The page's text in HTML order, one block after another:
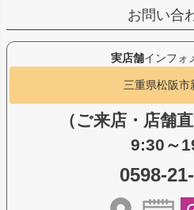
お問い合
実店舗インフォ
三重県松阪市
（ご来店・店舗
9:30～
0598-